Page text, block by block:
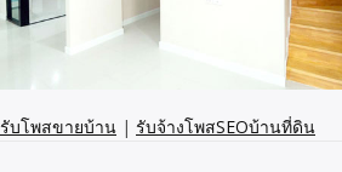
รับโพสขายบ้าน | รับจ้างโพสSEOบ้านที่ดิน